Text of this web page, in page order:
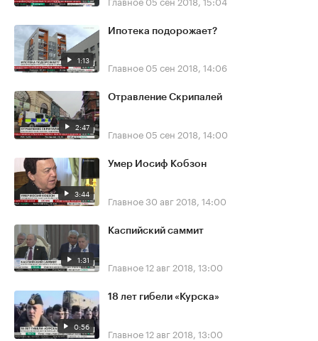
1:13
Ипотека подорожает?
Главное 05 сен 2018, 14:06
2:47
Отравление Скрипалей
Главное 05 сен 2018, 14:00
3:44
Умер Иосиф Кобзон
Главное30 авг 2018, 14:00
1:31
Каспийский саммит
Главное12 авг 2018, 13:00
0:56
18 лет гибели «Курска»
Главное12 авг 2018, 13:00